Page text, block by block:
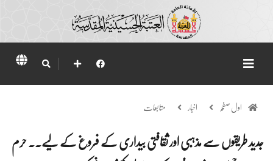
اول صفحہ اخبار متابعات
جدید طریقوں سے مذہبی اور ثقافتی بیداری کے فروغ کے لیے.. حرم